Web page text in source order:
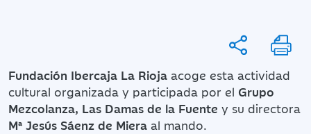
Fundación Ibercaja La Rioja acoge esta actividad
cultural organizada y participada por el Grupo
Mezcolanza, Las Damas de la Fuente y su directora
Mª Jesús Sáenz de Miera al mando.